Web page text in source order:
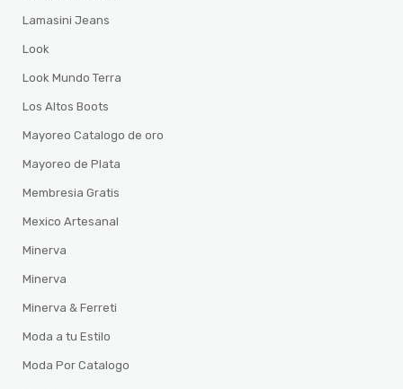
Lamasini Jeans
Look
Look Mundo Terra
Los Altos Boots
Mayoreo Catalogo de oro
Mayoreo de Plata
Membresia Gratis
Mexico Artesanal
Minerva
Minerva
Minerva & Ferreti
Moda a tu Estilo
Moda Por Catalogo